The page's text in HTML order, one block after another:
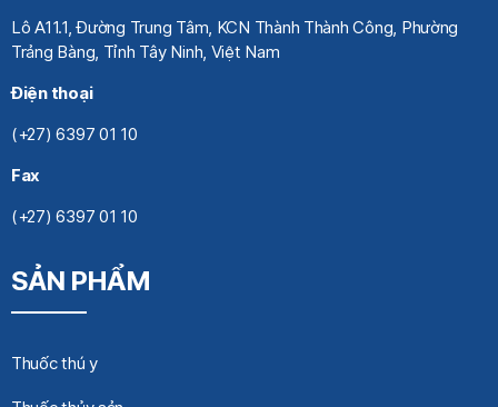
Lô A11.1, Đường Trung Tâm, KCN Thành Thành Công, Phường
Trảng Bàng, Tỉnh Tây Ninh, Việt Nam
Điện thoại
(+27) 6397 01 10
Fax
(+27) 6397 01 10
SẢN PHẨM
Thuốc thú y